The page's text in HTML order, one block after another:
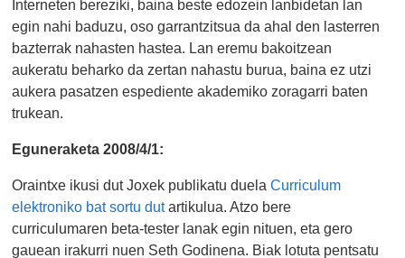
Interneten bereziki, baina beste edozein lanbidetan lan
egin nahi baduzu, oso garrantzitsua da ahal den lasterren
bazterrak nahasten hastea. Lan eremu bakoitzean
aukeratu beharko da zertan nahastu burua, baina ez utzi
aukera pasatzen espediente akademiko zoragarri baten
trukean.
Eguneraketa 2008/4/1:
Oraintxe ikusi dut Joxek publikatu duelaCurriculum
elektroniko bat sortu dutartikulua. Atzo bere
curriculumaren beta-tester lanak egin nituen, eta gero
gauean irakurri nuen Seth Godinena. Biak lotuta pentsatu